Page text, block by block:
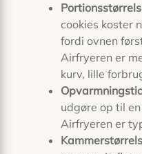
cookies koster
fordi ovnen
Airfryeren er
kurv, lille
udgøre op til
Airfryeren er